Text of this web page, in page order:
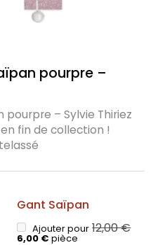
pourpre –
– Sylvie Thiriez
fin de collection !
Gant Saïpan
Ajouter pour 12,00€
6,00€ pièce